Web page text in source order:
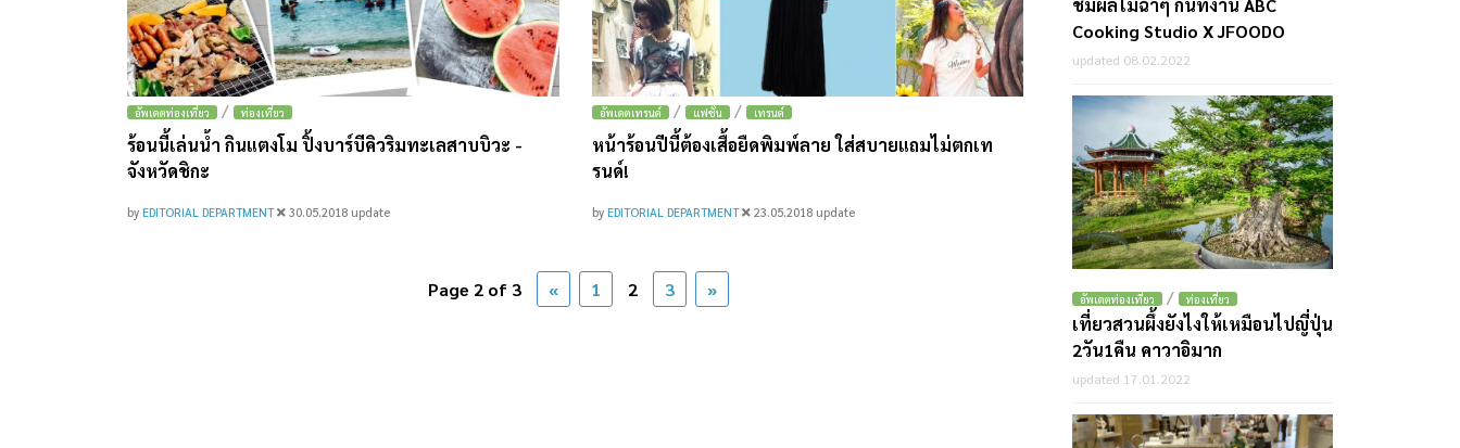
อัพเดตท่องเที่ยว / ท่องเที่ยว
ร้อนนี้เล่นน้ำ กินแตงโม ปิ้งบาร์บีคิวริมทะเลสาบบิวะ -
จังหวัดชิกะ
by EDITORIAL DEPARTMENT 30.05.2018 update
อัพเดตเทรนด์ / แฟชั่น / เทรนด์
หน้าร้อนปีนี้ต้องเสื้อยืดพิมพ์ลาย ใส่สบายแถมไม่ตกเท
รนด์!
by EDITORIAL DEPARTMENT 23.05.2018 update
Page 2 of 3 « 1 2 3 »
ชิมผลไม้ฉ่ำๆ กันที่งาน ABC
Cooking Studio X JFOODO
updated 08.02.2022
อัพเดตท่องเที่ยว / ท่องเที่ยว
เที่ยวสวนผึ้งยังไงให้เหมือนไปญี่ปุ่น
2วัน1คืน คาวาอิมาก
updated 17.01.2022